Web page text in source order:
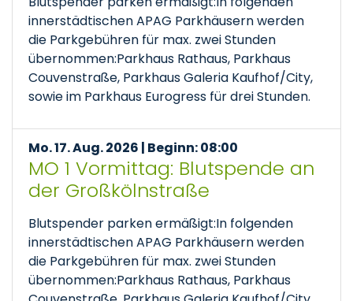
innerstädtischen APAG Parkhäusern werden
die Parkgebühren für max. zwei Stunden
übernommen:Parkhaus Rathaus, Parkhaus
Couvenstraße, Parkhaus Galeria Kaufhof/City,
sowie im Parkhaus Eurogress für drei Stunden.
Mo. 17. Aug. 2026 | Beginn: 08:00
MO 1 Vormittag: Blutspende an
der Großkölnstraße
Blutspender parken ermäßigt:In folgenden
innerstädtischen APAG Parkhäusern werden
die Parkgebühren für max. zwei Stunden
übernommen:Parkhaus Rathaus, Parkhaus